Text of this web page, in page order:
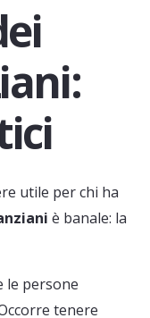
utile per chi ha
è banale: la
le persone
tenere